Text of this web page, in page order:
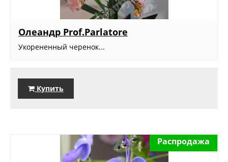
Олеандр Prof.Parlatore
Укорененный черенок...
Купить
Распродажа